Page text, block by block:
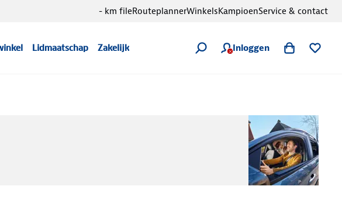
Lidmaatschap Zakelijk Inloggen
- km fileRouteplannerWinkelsKampioenService & contact